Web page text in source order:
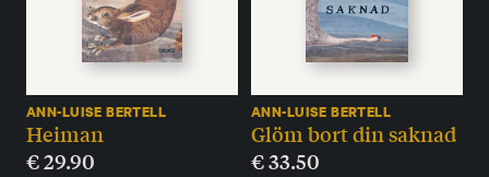
ANN-LUISE BERTELL
Heiman
€29.90
ANN-LUISE BERTELL
Glöm bort din saknad
€33.50